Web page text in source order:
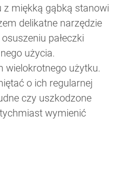
z miękką gąbką stanowi
delikatne narzędzie
pałeczki
użycia.
wielokrotnego użytku.
o ich regularnej
czy uszkodzone
wymienić